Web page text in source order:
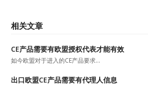
相关文章
CE产品需要有欧盟授权代表才能有效
如今欧盟对于进入的CE产品要求…
出口欧盟CE产品需要有代理人信息